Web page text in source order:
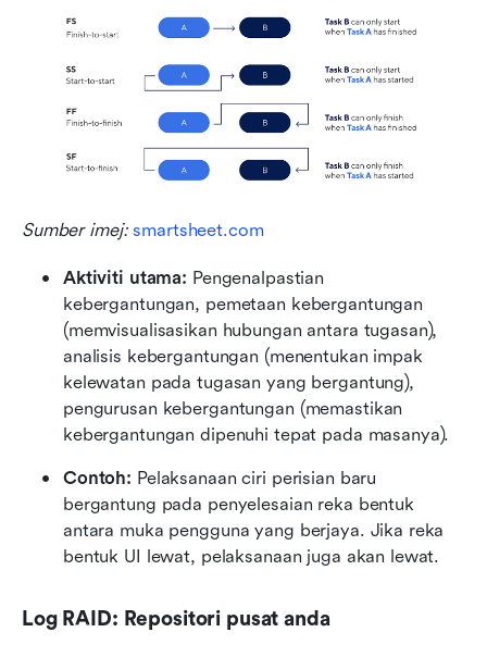
Sumber imej: smartsheet.com
Aktiviti utama: Pengenalpastian
kebergantungan, pemetaan kebergantungan
(memvisualisasikan hubungan antara tugasan),
analisis kebergantungan (menentukan impak
kelewatan pada tugasan yang bergantung),
pengurusan kebergantungan (memastikan
kebergantungan dipenuhi tepat pada masanya).
Contoh: Pelaksanaan ciri perisian baru
bergantung pada penyelesaian reka bentuk
antara muka pengguna yang berjaya. Jika reka
bentuk UI lewat, pelaksanaan juga akan lewat.
Log RAID: Repositori pusat anda